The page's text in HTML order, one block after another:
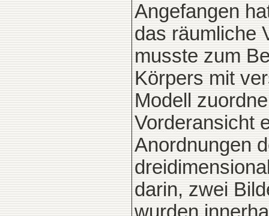
Angefangen
das räumliche
musste zum
Körpers mit
Modell
Vorderansicht
Anordnungen
darin, zwei